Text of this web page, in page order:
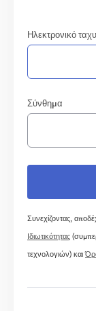
Ηλεκτρονικό
Σύνθημα
Συνεχίζοντας,
Ιδιωτικότητας
τεχνολογιών) και